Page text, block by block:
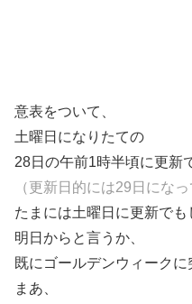
意表をついて、
土曜日になりたての
28日の午前1時半頃に更新
（更新日的には29日にな
たまには土曜日に更新でも
明日からと言うか、
既にゴールデンウィークに
まあ、